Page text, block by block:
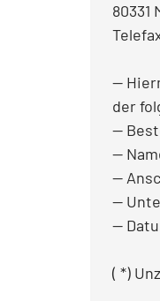
80331
—
der
—
—
—
—
—
( *)